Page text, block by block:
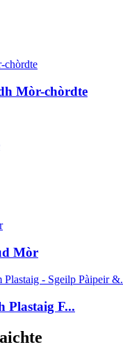
Mòr-chòrdte
Mòr
Plastaig F...